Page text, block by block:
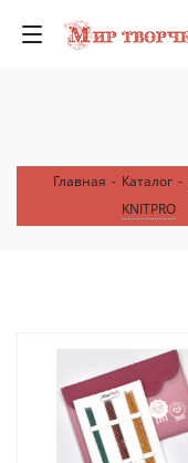
Главная - Каталог -
KNITPRO